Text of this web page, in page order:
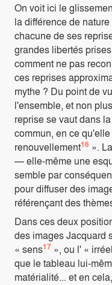
On voit ici le
la différence de
chacune de ses
grandes libertés
comment ne pas
ces reprises
mythe ? Du point de
l'ensemble, et non
reprise se vaut dans
commun, en ce
renouvellement16 ».
— elle-même une
semble par
pour diffuser des
référençant des
Dans ces deux
des images Jacquard
« sens17 », ou l' «
que le tableau lui-
matérialité... et en